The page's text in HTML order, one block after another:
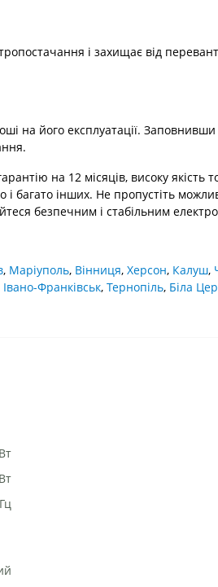
і захищає від
на його експлуатації.
на 12 місяців, високу якість
і багато інших. Не пропустіть
безпечним і стабільним
, Маріуполь, Вінниця, Херсон, Калуш,
Івано-Франківськ, Тернопіль, Біла